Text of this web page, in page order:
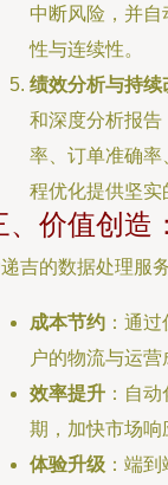
中断风险，并
性与连续性。
绩效分析与持续
和深度分析报
率、订单准确
程优化提供坚实
、价值创造
吉的数据处理服
成本节约 ：通
户的物流与运营
效率提升 ：自
期，加快市场响
体验升级 ：端